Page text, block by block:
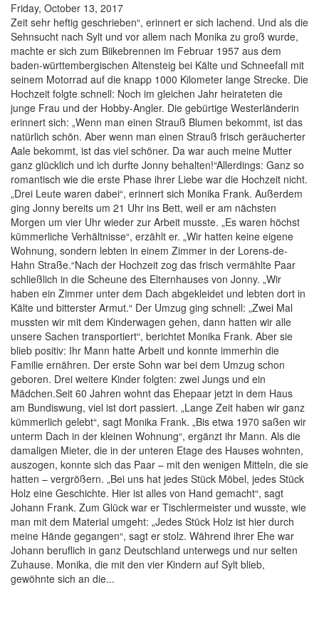
Friday, October 13, 2017
Zeit sehr heftig geschrieben“, erinnert er sich lachend. Und als die
Sehnsucht nach Sylt und vor allem nach Monika zu groß wurde,
machte er sich zum Biikebrennen im Februar 1957 aus dem
baden-württembergischen Altensteig bei Kälte und Schneefall mit
seinem Motorrad auf die knapp 1000 Kilometer lange Strecke. Die
Hochzeit folgte schnell: Noch im gleichen Jahr heirateten die
junge Frau und der Hobby-Angler. Die gebürtige Westerländerin
erinnert sich: „Wenn man einen Strauß Blumen bekommt, ist das
natürlich schön. Aber wenn man einen Strauß frisch geräucherter
Aale bekommt, ist das viel schöner. Da war auch meine Mutter
ganz glücklich und ich durfte Jonny behalten!“Allerdings: Ganz so
romantisch wie die erste Phase ihrer Liebe war die Hochzeit nicht.
„Drei Leute waren dabei“, erinnert sich Monika Frank. Außerdem
ging Jonny bereits um 21 Uhr ins Bett, weil er am nächsten
Morgen um vier Uhr wieder zur Arbeit musste. „Es waren höchst
kümmerliche Verhältnisse“, erzählt er. „Wir hatten keine eigene
Wohnung, sondern lebten in einem Zimmer in der Lorens-de-
Hahn Straße.“Nach der Hochzeit zog das frisch vermählte Paar
schließlich in die Scheune des Elternhauses von Jonny. „Wir
haben ein Zimmer unter dem Dach abgekleidet und lebten dort in
Kälte und bitterster Armut.“ Der Umzug ging schnell: „Zwei Mal
mussten wir mit dem Kinderwagen gehen, dann hatten wir alle
unsere Sachen transportiert“, berichtet Monika Frank. Aber sie
blieb positiv: Ihr Mann hatte Arbeit und konnte immerhin die
Familie ernähren. Der erste Sohn war bei dem Umzug schon
geboren. Drei weitere Kinder folgten: zwei Jungs und ein
Mädchen.Seit 60 Jahren wohnt das Ehepaar jetzt in dem Haus
am Bundiswung, viel ist dort passiert. „Lange Zeit haben wir ganz
kümmerlich gelebt“, sagt Monika Frank. „Bis etwa 1970 saßen wir
unterm Dach in der kleinen Wohnung“, ergänzt ihr Mann. Als die
damaligen Mieter, die in der unteren Etage des Hauses wohnten,
auszogen, konnte sich das Paar – mit den wenigen Mitteln, die sie
hatten – vergrößern. „Bei uns hat jedes Stück Möbel, jedes Stück
Holz eine Geschichte. Hier ist alles von Hand gemacht“, sagt
Johann Frank. Zum Glück war er Tischlermeister und wusste, wie
man mit dem Material umgeht: „Jedes Stück Holz ist hier durch
meine Hände gegangen“, sagt er stolz. Während ihrer Ehe war
Johann beruflich in ganz Deutschland unterwegs und nur selten
Zuhause. Monika, die mit den vier Kindern auf Sylt blieb,
gewöhnte sich an die...